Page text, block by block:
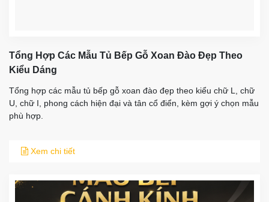
Tổng Hợp Các Mẫu Tủ Bếp Gỗ Xoan Đào Đẹp Theo
Kiểu Dáng
Tổng hợp các mẫu tủ bếp gỗ xoan đào đẹp theo kiểu chữ L, chữ
U, chữ I, phong cách hiện đại và tân cổ điển, kèm gợi ý chọn mẫu
phù hợp.
Xem chi tiết